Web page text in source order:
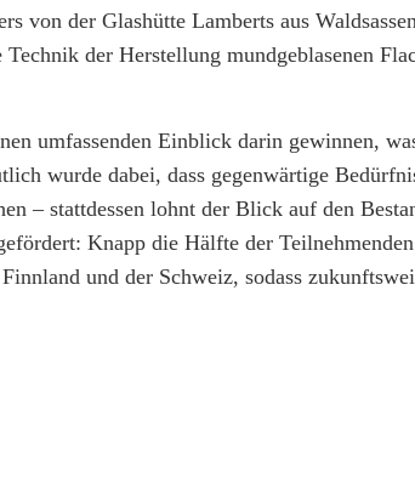
von der Glashütte Lamberts aus
der Herstellung mundgeblasenen
umfassenden Einblick darin gewinnen,
wurde dabei, dass gegenwärtige
– stattdessen lohnt der Blick auf den
Knapp die Hälfte der
und der Schweiz, sodass